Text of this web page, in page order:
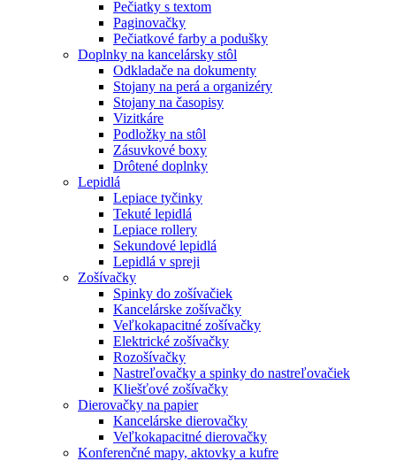
Pečiatky s textom
Paginovačky
Pečiatkové farby a podušky
Doplnky na kancelársky stôl
Odkladače na dokumenty
Stojany na perá a organizéry
Stojany na časopisy
Vizitkáre
Podložky na stôl
Zásuvkové boxy
Drôtené doplnky
Lepidlá
Lepiace tyčinky
Tekuté lepidlá
Lepiace rollery
Sekundové lepidlá
Lepidlá v spreji
Zošívačky
Spinky do zošívačiek
Kancelárske zošívačky
Veľkokapacitné zošívačky
Elektrické zošívačky
Rozošívačky
Nastreľovačky a spinky do nastreľovačiek
Kliešťové zošívačky
Dierovačky na papier
Kancelárske dierovačky
Veľkokapacitné dierovačky
Konferenčné mapy, aktovky a kufre